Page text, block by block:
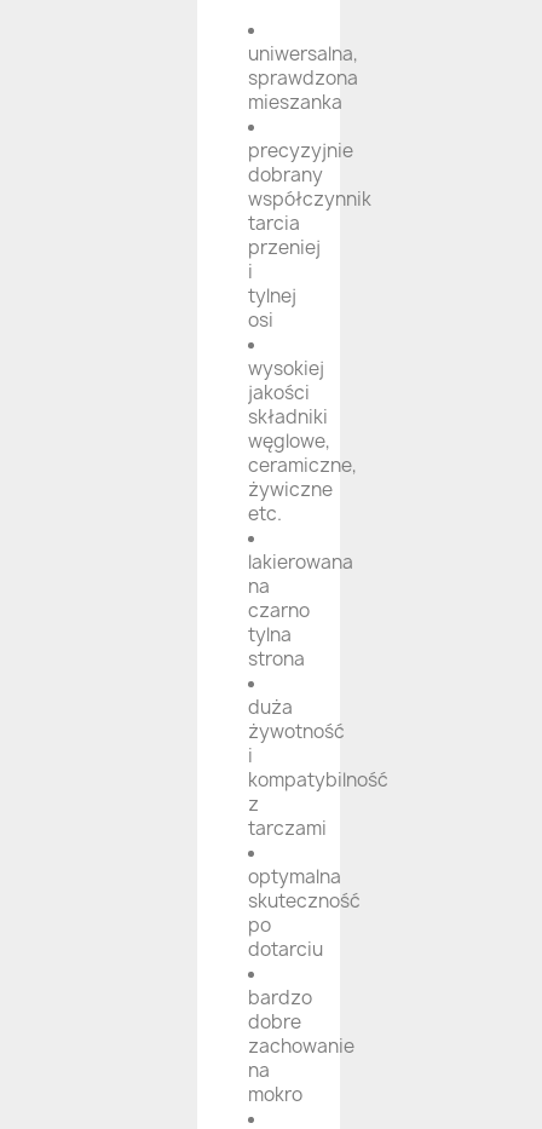
uniwersalna,
sprawdzona
mieszanka
precyzyjnie
dobrany
współczynnik
tarcia
przeniej
i
tylnej
osi
wysokiej
jakości
składniki
węglowe,
ceramiczne,
żywiczne
etc.
lakierowana
na
czarno
tylna
strona
duża
żywotność
i
kompatybilność
z
tarczami
optymalna
skuteczność
po
dotarciu
bardzo
dobre
zachowanie
na
mokro